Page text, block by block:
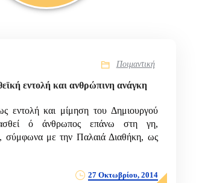
Ποιμαντική
εντολή και ανθρώπινη ανάγκη
εντολή και μίμηση του Δημιουργού
ό άνθρωπος επάνω στη γη,
σύμ­φωνα με την Παλαιά Διαθήκη, ως
27 Οκτωβρίου, 2014